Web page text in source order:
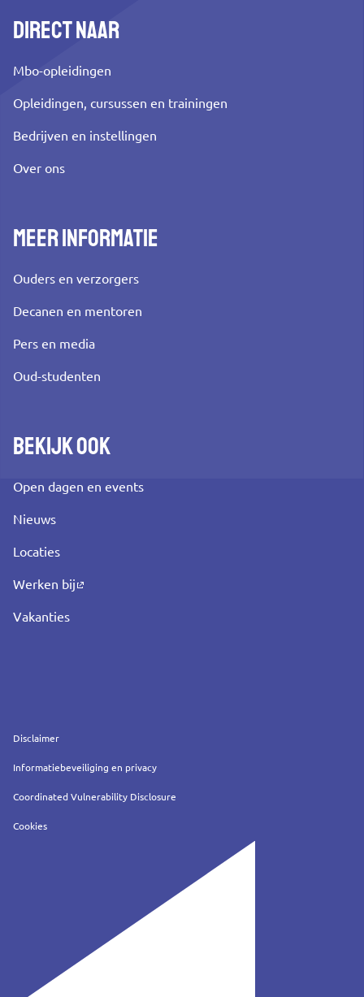
Direct naar
Mbo-opleidingen
Opleidingen, cursussen en trainingen
Bedrijven en instellingen
Over ons
Meer informatie
Ouders en verzorgers
Decanen en mentoren
Pers en media
Oud-studenten
Bekijk ook
Open dagen en events
Nieuws
Locaties
Werken bij
Vakanties
Service
Disclaimer
Informatiebeveiliging en privacy
Coordinated Vulnerability Disclosure
Cookies